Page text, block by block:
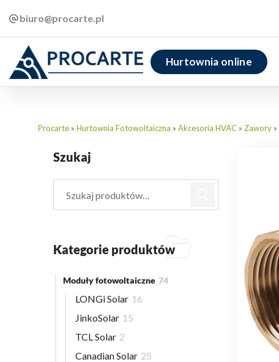
biuro@procarte.pl
Hurtownia online
Procarte » Hurtownia Fotowoltaiczna » Akcesoria HVAC » Zawory »
Szukaj
Kategorie produktów
Moduły fotowoltaiczne 74
LONGi Solar 16
JinkoSolar 15
TCL Solar 2
Canadian Solar 25